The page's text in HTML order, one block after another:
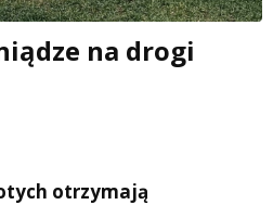
na drogi
otrzymają